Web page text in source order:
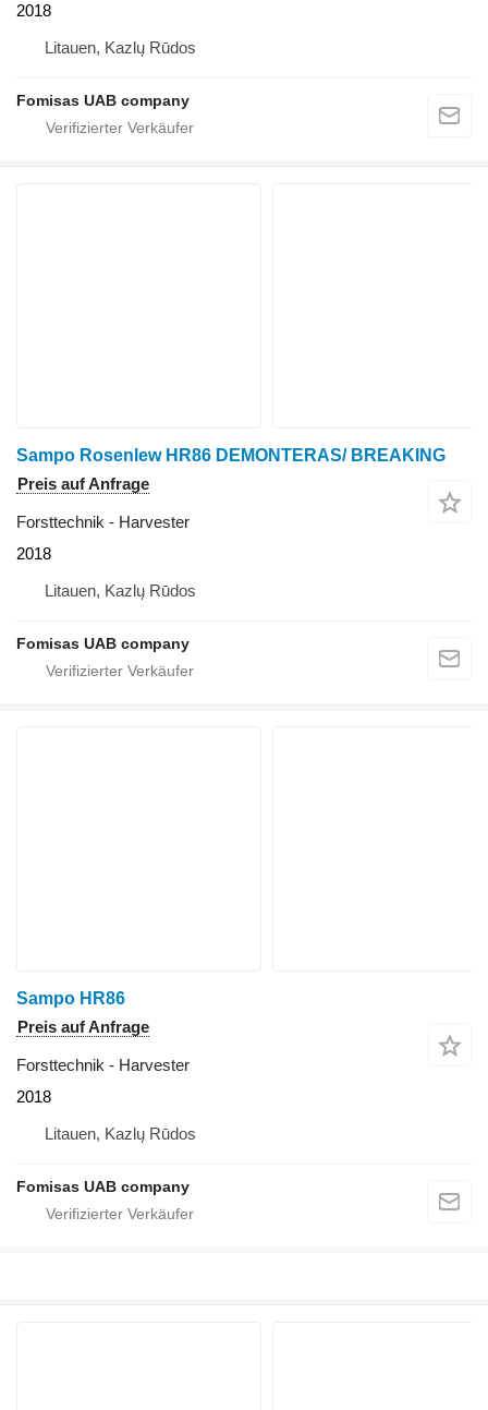
2018
Litauen, Kazlų Rūdos
Fomisas UAB company
Sampo Rosenlew HR86 DEMONTERAS/ BREAKING
Preis auf Anfrage
Forsttechnik - Harvester
2018
Litauen, Kazlų Rūdos
Fomisas UAB company
Sampo HR86
Preis auf Anfrage
Forsttechnik - Harvester
2018
Litauen, Kazlų Rūdos
Fomisas UAB company